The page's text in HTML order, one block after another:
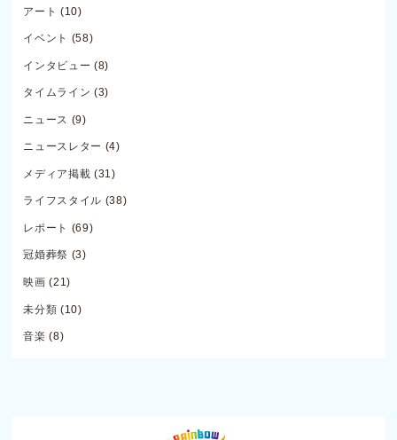
アート (10)
イベント (58)
インタビュー (8)
タイムライン (3)
ニュース (9)
ニュースレター (4)
メディア掲載 (31)
ライフスタイル (38)
レポート (69)
冠婚葬祭 (3)
映画 (21)
未分類 (10)
音楽 (8)